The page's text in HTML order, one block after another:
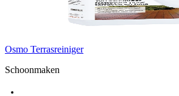
Osmo Terrasreiniger
Schoonmaken